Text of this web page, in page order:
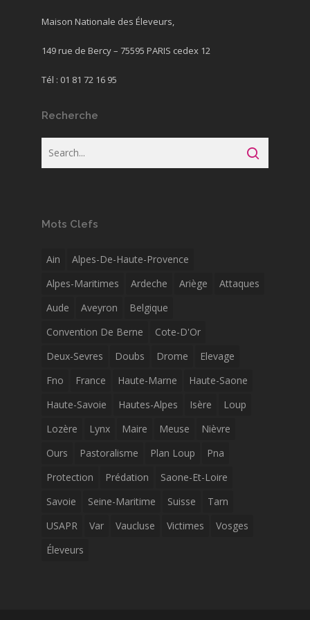
Maison Nationale des Éleveurs,
149 rue de Bercy – 75595 PARIS cedex 12
Tél : 01 81 72 16 95
Recherche
Mots Clefs
Ain
Alpes-De-Haute-Provence
Alpes-Maritimes
Ardeche Ariège
Attaques
Aude
Aveyron
Belgique
Convention De Berne
Cote-D'Or
Deux-Sevres
Doubs Drome
Elevage
Fno
France Haute-Marne
Haute-Saone
Haute-Savoie
Hautes-Alpes Isère
Loup
Lozère
Lynx Maire Meuse
Nièvre
Ours
Pastoralisme Plan Loup
Pna
Protection
Prédation
Saone-Et-Loire
Savoie
Seine-Maritime Suisse
Tarn
USAPR
Var Vaucluse Victimes
Vosges
Éleveurs